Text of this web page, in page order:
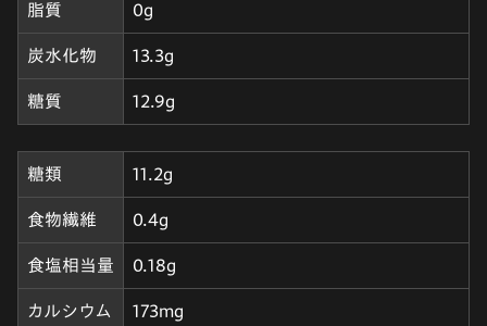
脂質 0g
炭水化物 13.3g
糖質 12.9g
糖類 11.2g
食物繊維 0.4g
食塩相当量 0.18g
カルシウム 173mg